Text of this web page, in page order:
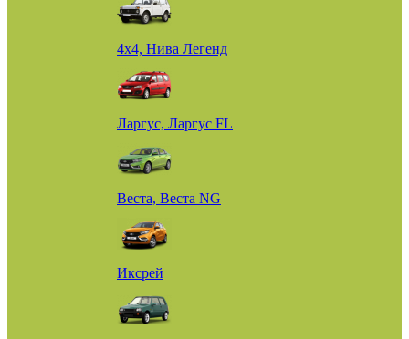
4х4, Нива Легенд
Ларгус, Ларгус FL
Веста, Веста NG
Иксрей